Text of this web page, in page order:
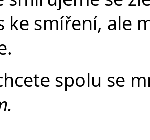
ke smíření, ale
spolu se